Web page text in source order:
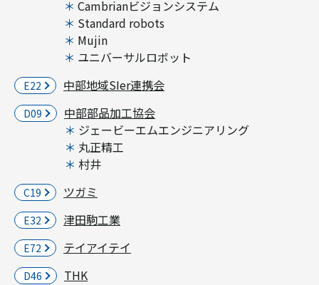
Cambrianビジョンシステム
Standard robots
Mujin
ユニバーサルロボット
E22 中部地域SIer連携会
D09
中部部品加工協会
ジェービーエムエンジニアリング
丸正精工
村井
C19 ツガミ
E32 津田駒工業
E72 テイアイテイ
D46 THK